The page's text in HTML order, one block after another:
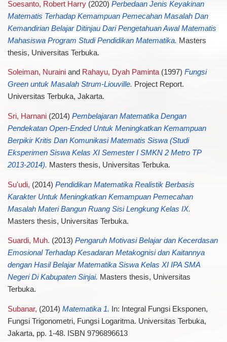
Soesanto, Robert Harry(2020) Perbedaan Jenis Keyakinan
Matematis Terhadap Kemampuan Pemecahan Masalah Dan
Kemandirian Belajar Ditinjau Dari Pengetahuan Awal Matematis
Mahasiswa Program Studi Pendidikan Matematika. Masters
thesis, Universitas Terbuka.
Soleiman, Nurainiand Rahayu, Dyah Paminta(1997) Fungsi
Green untuk Masalah Strum-Liouville. Project Report.
Universitas Terbuka, Jakarta.
Sri, Harnani(2014) Pembelajaran Matematika Dengan
Pendekatan Open-Ended Untuk Meningkatkan Kemampuan
Berpikir Kritis Dan Komunikasi Matematis Siswa (Studi
Eksperimen Siswa Kelas XI Semester I SMKN 2 Metro TP
2013-2014). Masters thesis, Universitas Terbuka.
Su'udi, (2014) Pendidikan Matematika Realistik Berbasis
Karakter Untuk Meningkatkan Kemampuan Pemecahan
Masalah Materi Bangun Ruang Sisi Lengkung Kelas IX.
Masters thesis, Universitas Terbuka.
Suardi, Muh. (2013) Pengaruh Motivasi Belajar dan Kecerdasan
Emosional Terhadap Kesadaran Metakognisi dan Kaitannya
dengan Hasil Belajar Matematika Siswa Kelas XI IPA SMA
Negeri Di Kabupaten Sinjai. Masters thesis, Universitas
Terbuka.
Subanar, (2014) Matematika 1. In: Integral Fungsi Eksponen,
Fungsi Trigonometri, Fungsi Logaritma. Universitas Terbuka,
Jakarta, pp. 1-48. ISBN 9796896613